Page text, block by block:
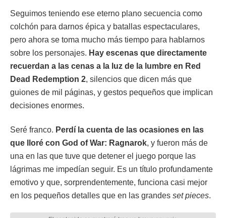
Seguimos teniendo ese eterno plano secuencia como
colchón para darnos épica y batallas espectaculares,
pero ahora se toma mucho más tiempo para hablarnos
sobre los personajes. Hay escenas que directamente
recuerdan a las cenas a la luz de la lumbre en Red
Dead Redemption 2, silencios que dicen más que
guiones de mil páginas, y gestos pequeños que implican
decisiones enormes.
Seré franco. Perdí la cuenta de las ocasiones en las
que lloré con God of War: Ragnarok, y fueron más de
una en las que tuve que detener el juego porque las
lágrimas me impedían seguir. Es un título profundamente
emotivo y que, sorprendentemente, funciona casi mejor
en los pequeños detalles que en las grandes set pieces.